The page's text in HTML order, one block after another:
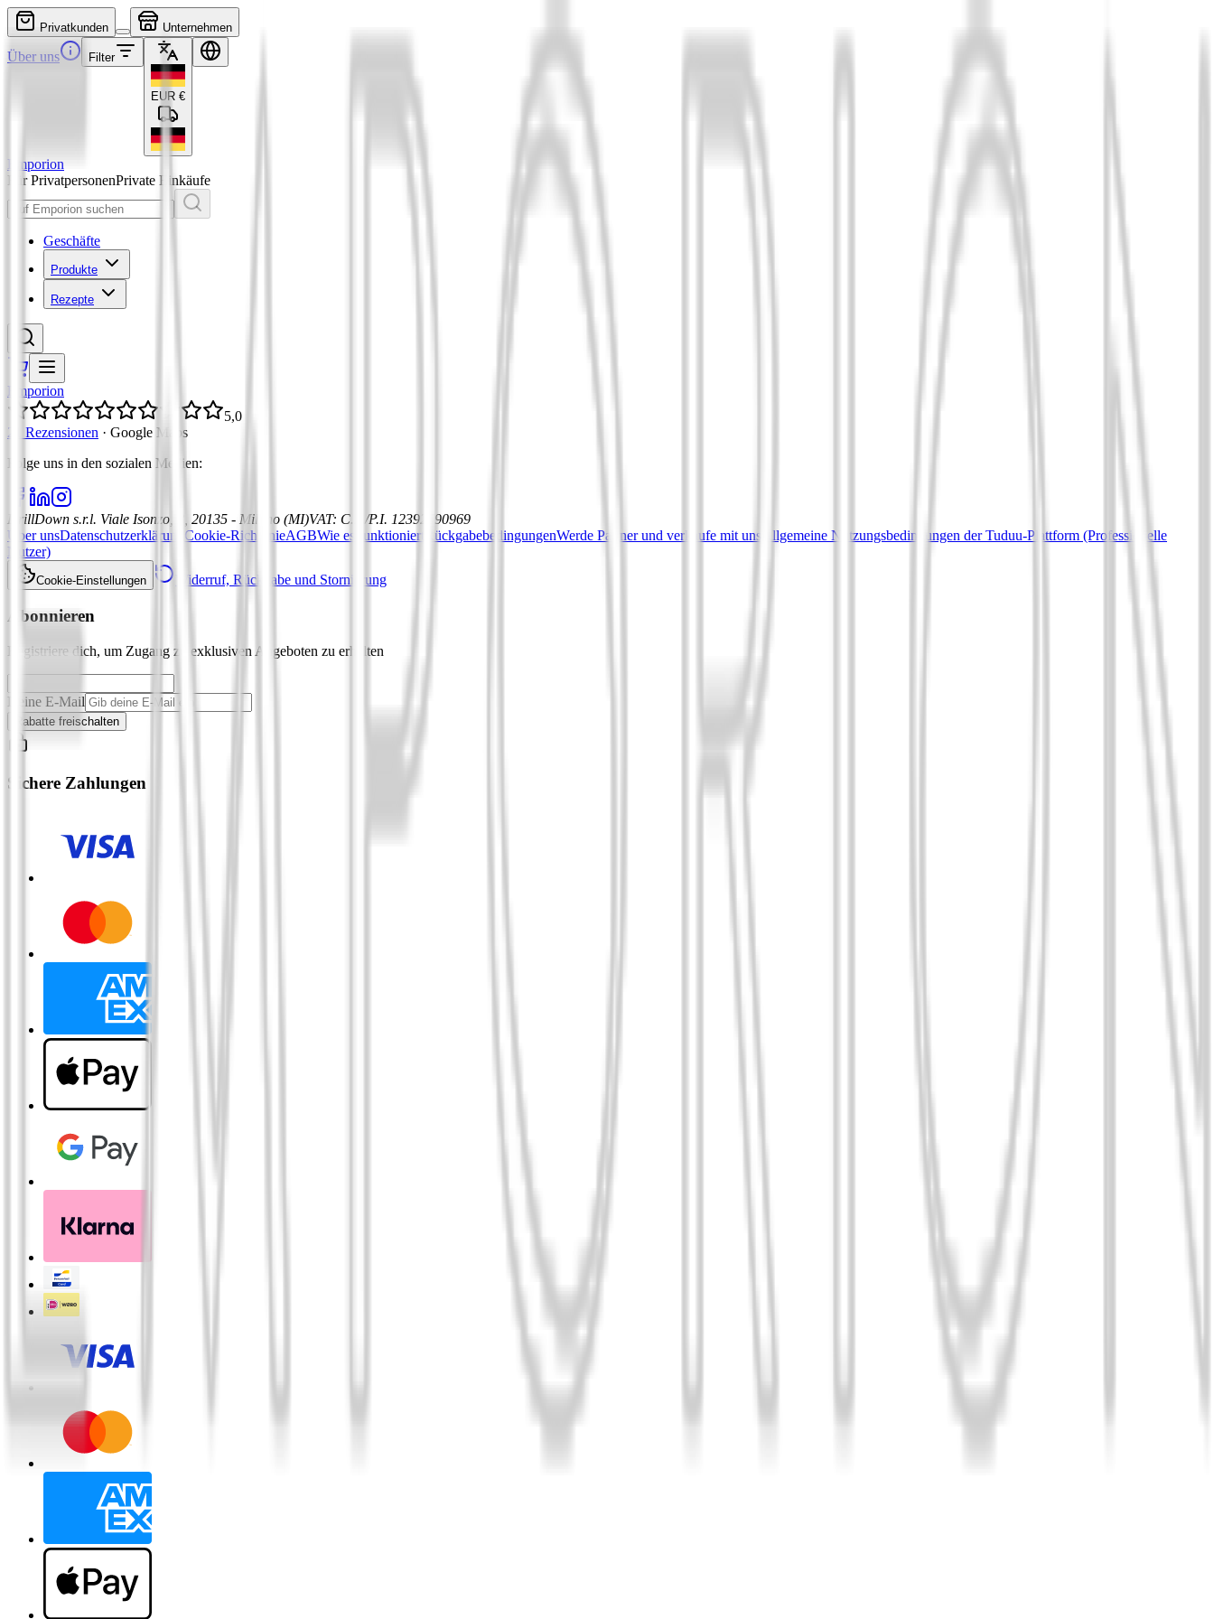
Privatkunden Unternehmen
Über uns Filter
EUR €
Emporion
Für PrivatpersonenPrivate Einkäufe
Geschäfte
Produkte
Rezepte
Emporion
5,0
21 Rezensionen · Google Maps
Folge uns in den sozialen Medien:
DrillDown s.r.l. Viale Isonzo, 8, 20135 - Milano (MI)VAT: C.F./P.I. 12392590969
Über unsDatenschutzerklärung Cookie-RichtlinieAGBWie es funktioniert RückgabebedingungenWerde Partner und verkaufe mit uns
Allgemeine Nutzungsbedingungen der Tuduu-Plattform (Professionelle
Nutzer)
Cookie-Einstellungen Widerruf, Rückgabe und Stornierung
Abonnieren
Registriere dich, um Zugang zu exklusiven Angeboten zu erhalten
Deine E-Mail
Rabatte freischalten
Sichere Zahlungen